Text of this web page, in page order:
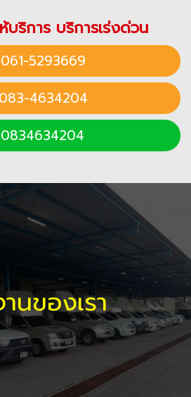
บริการ บริการเร่งด่วน
5293669
4634204
นของเรา